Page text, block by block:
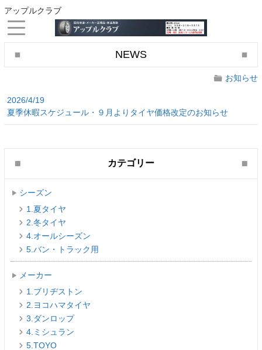
アップルクラブ
NEWS
お知らせ
2026/4/19
夏季休暇スケジュール・９月よりタイヤ価格改定のお知らせ
カテゴリー
シーズン
1.夏タイヤ
2.冬タイヤ
4.オールシーズン
5.バン・トラック用
メーカー
1.ブリヂストン
2.ヨコハマタイヤ
3.ダンロップ
4.ミシュラン
5.TOYO